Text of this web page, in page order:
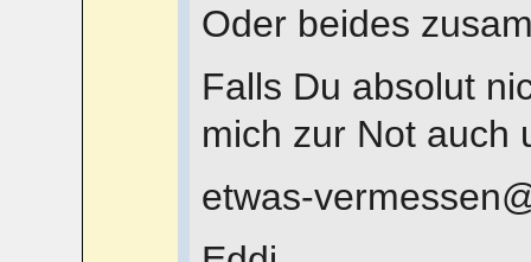
Oder beides
Falls Du absolut
mich zur Not auch
etwas-